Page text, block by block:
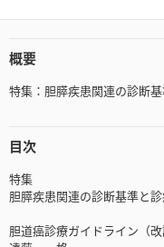
概要
特集：胆膵疾患関連の診断
目次
特集
胆膵疾患関連の診断基準と
胆道癌診療ガイドライン（